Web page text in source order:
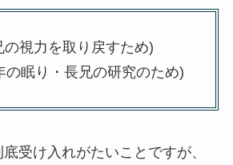
視力を取り戻すため)
の眠り・長兄の研究のため)
受け入れがたいことですが、